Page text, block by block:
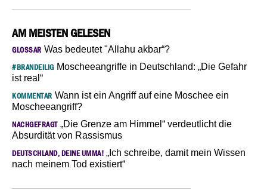
AM MEISTEN GELESEN
GLOSSAR Was bedeutet "Allahu akbar“?
#BRANDEILIGMoscheeangriffe in Deutschland: „Die Gefahr
ist real“
KOMMENTAR Wann ist ein Angriff auf eine Moschee ein
Moscheeangriff?
NACHGEFRAGT„Die Grenze am Himmel“ verdeutlicht die
Absurdität von Rassismus
DEUTSCHLAND, DEINE UMMA! „Ich schreibe, damit mein Wissen
nach meinem Tod existiert“